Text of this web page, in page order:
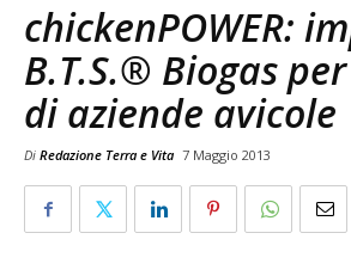
chickenPOWER:
B.T.S.® Biogas
di aziende avicole
Di Redazione Terra e Vita 7 Maggio 2013